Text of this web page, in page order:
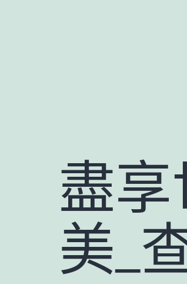
盡享
美_